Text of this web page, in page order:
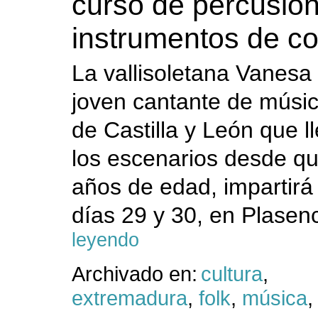
instrumentos de
La vallisoletana
joven cantante de
de Castilla y León que
los escenarios desde
años de edad,
días 29 y 30, en
leyendo
Archivado en: cultura,
extremadura, folk, música,